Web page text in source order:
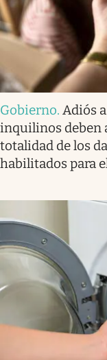
Gobierno. Adiós
inquilinos deben
totalidad de los
habilitados para